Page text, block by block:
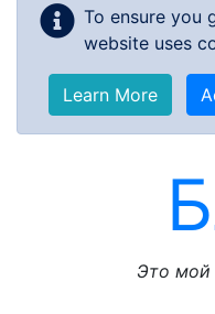
To ensure you
website uses
Learn More
Это мой